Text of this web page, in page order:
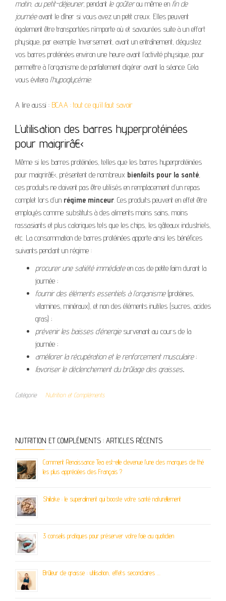
matin, au petit-déjeuner, pendant le goûterou même en fin de
journéeavant le dîner si vous avez un petit creux. Elles peuvent
également être transportées n’importe où et savourées suite à un effort
physique, par exemple. Inversement, avant un entraînement, dégustez
vos barres protéinées environ une heure avant l’activité physique, pour
permettre à l’organisme de parfaitement digérer avant la séance. Cela
vous évitera l’hypoglycémie.
A lire aussi : BCAA : tout ce qu’il faut savoir
L’utilisation des barres hyperprotéinées
pour maigrirâ€‹
Même si les barres protéinées, telles que les barres hyperprotéinées
pour maigrirâ€‹, présentent de nombreux bienfaits pour la santé,
ces produits ne doivent pas être utilisés en remplacement d’un repas
complet lors d’un régime minceur. Ces produits peuvent en effet être
employés comme substituts à des aliments moins sains, moins
rassasiants et plus caloriques tels que les chips, les gâteaux industriels,
etc. La consommation de barres protéinées apporte ainsi les bénéfices
suivants pendant un régime :
procurer une satiété immédiateen cas de petite faim durant la
journée ;
fournir des éléments essentiels à l’organisme(protéines,
vitamines, minéraux), et non des éléments inutiles (sucres, acides
gras) ;
prévenir les baisses d’énergiesurvenant au cours de la
journée ;
améliorer la récupération et le renforcement musculaire;
favoriser le déclenchement du brûlage des graisses.
Catégorie Nutrition et Compléments
NUTRITION ET COMPLÉMENTS : ARTICLES RÉCENTS
Comment Renaissance Tea est-elle devenue l’une des marques de thé
les plus appréciées des Français ?
Shiitake : le superaliment qui booste votre santé naturellement
3 conseils pratiques pour préserver votre foie au quotidien
Brûleur de graisse : utilisation, effets secondaires …